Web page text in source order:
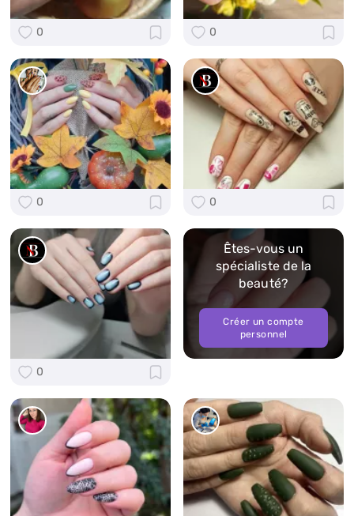
0 0
0 0
0
Êtes-vous un
spécialiste de la
beauté?
Créer un compte
personnel